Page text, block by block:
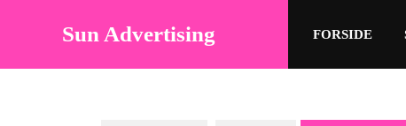
Sun Advertising FORSIDE